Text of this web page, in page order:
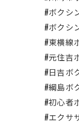
#ボクシ
#ボクシ
#東横線
#元住吉
#日吉ボ
#綱島ボ
#初心者
#エクサ